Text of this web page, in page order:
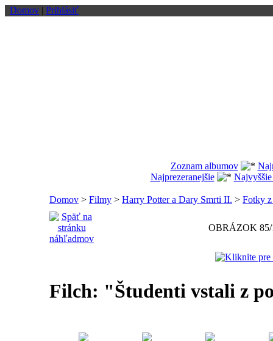
Domov | Prihlásiť
Zoznam albumov
Najprezeranejšie
Domov > Filmy > Harry Potter a Dary Smrti II. > Fotky
OBRÁZOK 85/
Filch: "Študenti vstali z